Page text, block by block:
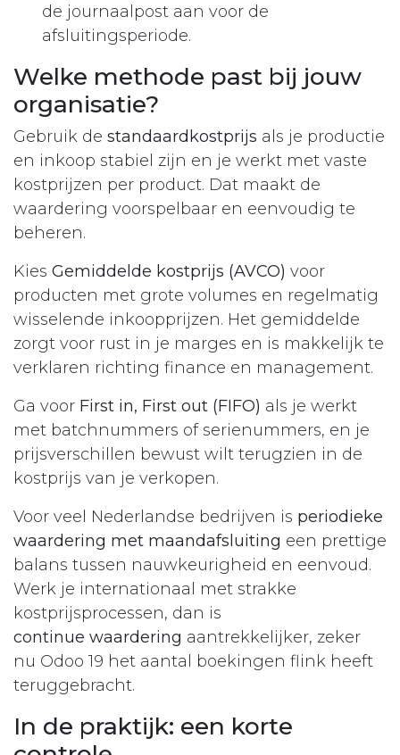
de journaalpost aan voor de
afsluitingsperiode.
Welke methode past bij jouw
organisatie?
Gebruik de standaardkostprijs als je productie
en inkoop stabiel zijn en je werkt met vaste
kostprijzen per product. Dat maakt de
waardering voorspelbaar en eenvoudig te
beheren.
Kies Gemiddelde kostprijs (AVCO) voor
producten met grote volumes en regelmatig
wisselende inkoopprijzen. Het gemiddelde
zorgt voor rust in je marges en is makkelijk te
verklaren richting finance en management.
Ga voor First in, First out (FIFO) als je werkt
met batchnummers of serienummers, en je
prijsverschillen bewust wilt terugzien in de
kostprijs van je verkopen.
Voor veel Nederlandse bedrijven is periodieke
waardering met maandafsluiting een prettige
balans tussen nauwkeurigheid en eenvoud.
Werk je internationaal met strakke
kostprijsprocessen, dan is
continue waardering aantrekkelijker, zeker
nu Odoo 19 het aantal boekingen flink heeft
teruggebracht.
In de praktijk: een korte